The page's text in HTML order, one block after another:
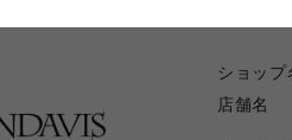
ショップ
店舗名